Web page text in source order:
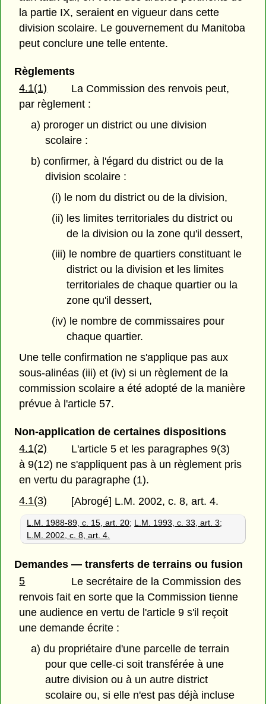
la partie IX, seraient en vigueur dans cette
division scolaire. Le gouvernement du Manitoba
peut conclure une telle entente.
Règlements
4.1(1)
La Commission des renvois peut,
par règlement :
a) proroger un district ou une division
scolaire :
b) confirmer, à l'égard du district ou de la
division scolaire :
(i) le nom du district ou de la division,
(ii) les limites territoriales du district ou
de la division ou la zone qu'il dessert,
(iii) le nombre de quartiers constituant le
district ou la division et les limites
territoriales de chaque quartier ou la
zone qu'il dessert,
(iv) le nombre de commissaires pour
chaque quartier.
Une telle confirmation ne s'applique pas aux
sous-alinéas (iii) et (iv) si un règlement de la
commission scolaire a été adopté de la manière
prévue à l'article 57.
Non-application de certaines dispositions
4.1(2)
L'article 5 et les paragraphes 9(3)
à 9(12) ne s'appliquent pas à un règlement pris
en vertu du paragraphe (1).
4.1(3)
[Abrogé] L.M. 2002, c. 8, art. 4.
L.M. 1988-89, c. 15, art. 20; L.M. 1993, c. 33, art. 3;
L.M. 2002, c. 8, art. 4.
Demandes — transferts de terrains ou fusion
5
Le secrétaire de la Commission des
renvois fait en sorte que la Commission tienne
une audience en vertu de l'article 9 s'il reçoit
une demande écrite :
a) du propriétaire d'une parcelle de terrain
pour que celle-ci soit transférée à une
autre division ou à un autre district
scolaire ou, si elle n'est pas déjà incluse